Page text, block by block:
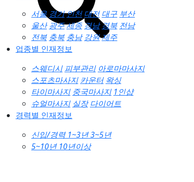
서울 경기인천 대전 대구 부산
울산 광주세종 경남경북 전남
전북 충북 충남 강원제주
업종별 인재정보
스웨디시 피부관리 아로마마사지
스포츠마사지 카운터 왁싱
타이마사지 중국마사지 1인샵
슈얼마사지 실장 다이어트
경력별 인재정보
신입/경력 1~3년3~5년
5~10년 10년이상